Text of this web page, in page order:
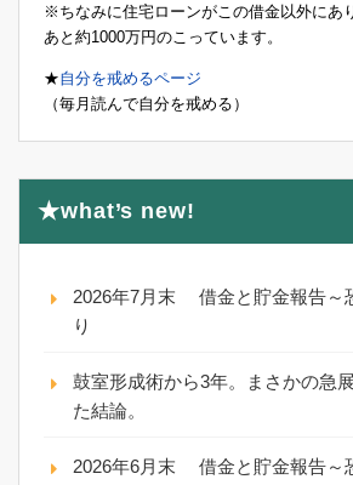
※ちなみに住宅ローンがこの借金以外にあ
あと約1000万円のこっています。
★自分を戒めるページ
（毎月読んで自分を戒める）
★what’s new!
2026年7月末 借金と貯金報告～
り
鼓室形成術から3年。まさかの急
た結論。
2026年6月末 借金と貯金報告～